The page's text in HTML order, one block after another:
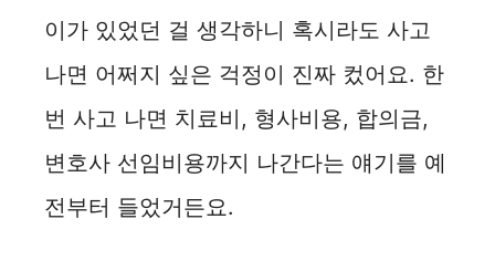
이가 있었던 걸 생각하니 혹시라도 사고
나면 어쩌지 싶은 걱정이 진짜 컸어요. 한
번 사고 나면 치료비, 형사비용, 합의금,
변호사 선임비용까지 나간다는 얘기를 예
전부터 들었거든요.